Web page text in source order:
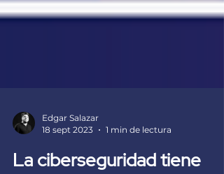
Edgar Salazar
18 sept 2023
1 min de lectura